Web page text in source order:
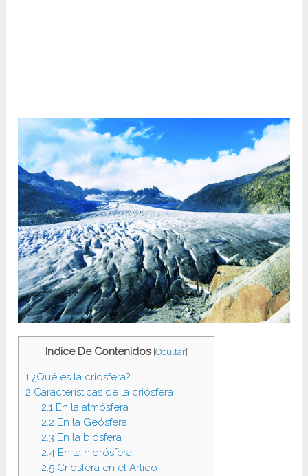
Indice De Contenidos [Ocultar]
1 ¿Qué es la criósfera?
2 Características de la criósfera
2.1En la atmósfera
2.2 En la Geósfera
2.3 En la biósfera
2.4En la hidrósfera
2.5Criósfera en el Ártico